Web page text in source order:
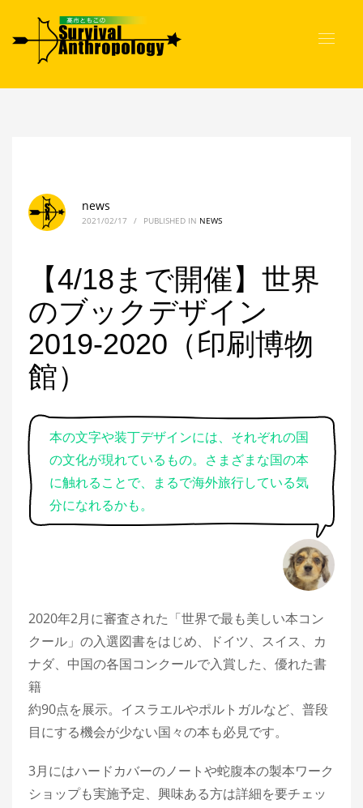
news
2021/02/17 / PUBLISHED IN NEWS
【4/18まで開催】世界
のブックデザイン
2019-2020（印刷博物
館）
本の文字や装丁デザインには、それぞれの国
の文化が現れているもの。さまざまな国の本
に触れることで、まるで海外旅行している気
分になれるかも。
2020年2月に審査された「世界で最も美しい本コン
クール」の入選図書をはじめ、ドイツ、スイス、カ
ナダ、中国の各国コンクールで入賞した、優れた書
籍
約90点を展示。イスラエルやポルトガルなど、普段
目にする機会が少ない国々の本も必見です。
3月にはハードカバーのノートや蛇腹本の製本ワーク
ショップも実施予定、興味ある方は詳細を要チェッ